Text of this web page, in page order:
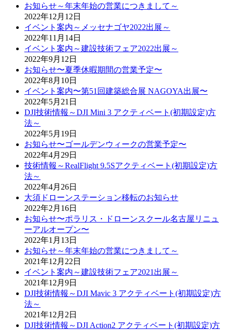
お知らせ～年末年始の営業につきまして～
2022年12月12日
イベント案内～メッセナゴヤ2022出展～
2022年11月14日
イベント案内～建設技術フェア2022出展～
2022年9月12日
お知らせ〜夏季休暇期間の営業予定〜
2022年8月10日
イベント案内〜第51回建築総合展 NAGOYA出展〜
2022年5月21日
DJI技術情報～DJI Mini 3 アクティベート(初期設定)方
法～
2022年5月19日
お知らせ〜ゴールデンウィークの営業予定〜
2022年4月29日
技術情報～RealFlight 9.5Sアクティベート(初期設定)方
法～
2022年4月26日
大須ドローンステーション移転のお知らせ
2022年2月16日
お知らせ〜ポラリス・ドローンスクール名古屋リニュ
ーアルオープン〜
2022年1月13日
お知らせ～年末年始の営業につきまして～
2021年12月22日
イベント案内～建設技術フェア2021出展～
2021年12月9日
DJI技術情報～DJI Mavic 3 アクティベート(初期設定)方
法～
2021年12月2日
DJI技術情報～DJI Action2 アクティベート(初期設定)方